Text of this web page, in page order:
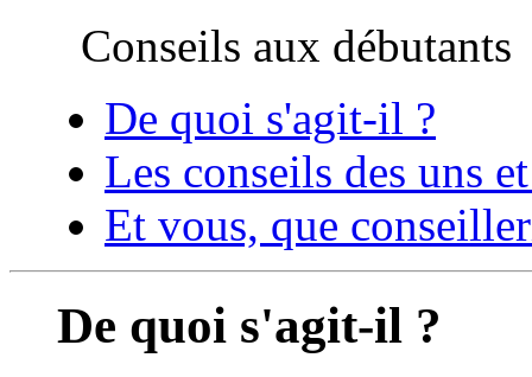
Conseils aux
De quoi s'agit-il ?
Les conseils des uns
Et vous, que
De quoi s'agit-il ?